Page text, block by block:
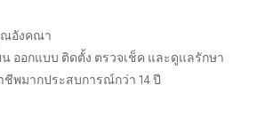
ณอังคณา
น ออกแบบ ติดตั้ง ตรวจเช็ค และดูแลรักษา
ชีพมากประสบการณ์กว่า 14 ปี